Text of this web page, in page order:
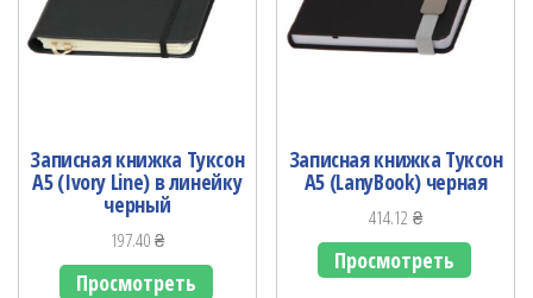
Записная книжка Туксон
А5 (Ivory Line) в линейку
черный
197.40₴
Просмотреть
Записная книжка Туксон
А5 (LanyBook) черная
414.12₴
Просмотреть